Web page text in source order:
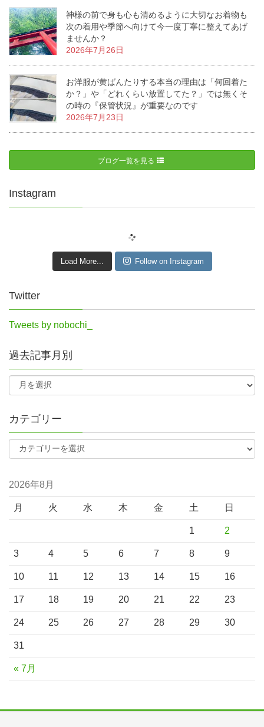
神様の前で身も心も清めるように大切なお着物も
次の着用や季節へ向けて今一度丁寧に整えてあげ
ませんか？
2026年7月26日
お洋服が黄ばんたりする本当の理由は「何回着た
か？」や「どれくらい放置してた？」では無くそ
の時の『保管状況』が重要なのです
2026年7月23日
ブログ一覧を見る
Instagram
Load More... Follow on Instagram
Twitter
Tweets by nobochi_
過去記事月別
カテゴリー
2026年8月
月 火 水 木 金 土 日
« 7月
1 2
3 4 5 6 7 8 9
10 11 12 13 14 15 16
17 18 19 20 21 22 23
24 25 26 27 28 29 30
31